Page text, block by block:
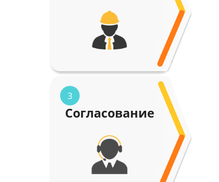
3
Согласование